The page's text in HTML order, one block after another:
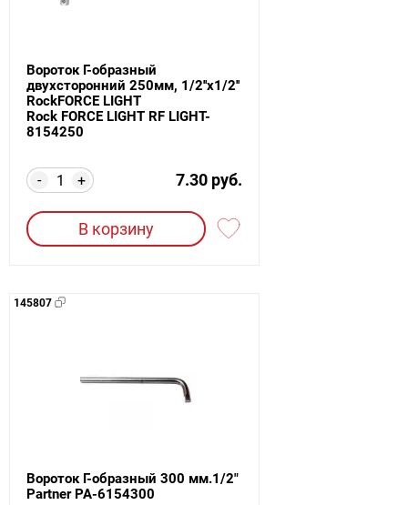
Вороток Г-образный
двухсторонний 250мм, 1/2''х1/2''
RockFORCE LIGHT
Rock FORCE LIGHT RF LIGHT-
8154250
+
- 7.30 руб.
В корзину
145807
Вороток Г-образный 300 мм.1/2"
Partner PA-6154300